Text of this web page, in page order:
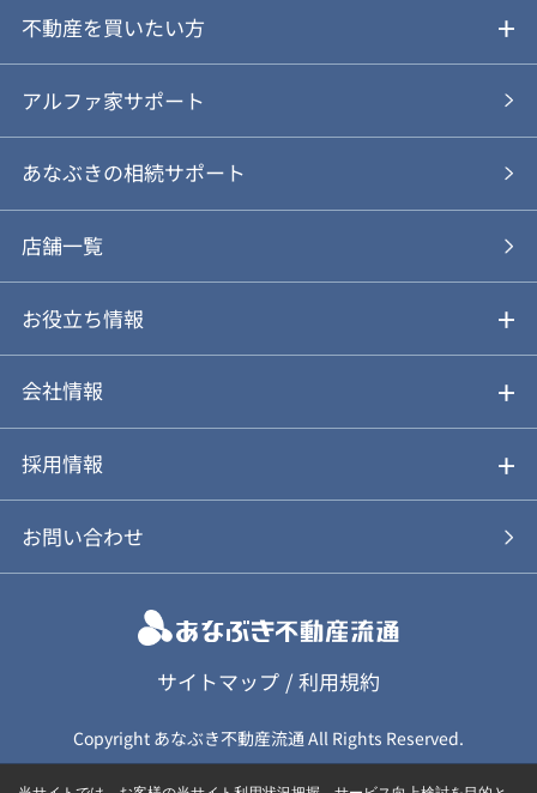
ご売却ガイド
ご売却の流れ
あなぶきの仲介
あなぶきの買取
仲介と買取のメリット・デメリット
動画やパンフレットで見る
不動産を買いたい方
ご購入ガイド
物件を探す
購入の流れ
購入前も後も安心サポート
お気に入り
アルファ家サポート
あなぶきの相続サポート
店舗一覧
お役立ち情報
不動産Q&A
アルファジャーナル
会社情報
会社概要
スタッフ紹介
個人情報保護方針
カスタマーハラスメント基本方針
保険募集（勧誘）方針
採用情報
新卒採用について
キャリア採用について
応募に関する個人情報取扱について
お問い合わせ
サイトマップ /利用規約
Copyright あなぶき不動産流通 All Rights Reserved.